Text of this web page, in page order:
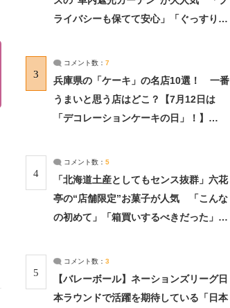
ライバシーも保てて安心」「ぐっすり眠
3
コメント数： 7
兵庫県の「ケーキ」の名店10選！ 一番
うまいと思う店はどこ？【7月12日は
「デコレーションケーキの日」！】
4
コメント数： 5
「北海道土産としてもセンス抜群」六花
亭の“店舗限定”お菓子が人気 「こんな
の初めて」「箱買いするべきだった」
5
コメント数： 3
【バレーボール】ネーションズリーグ日
本ラウンドで活躍を期待している「日本